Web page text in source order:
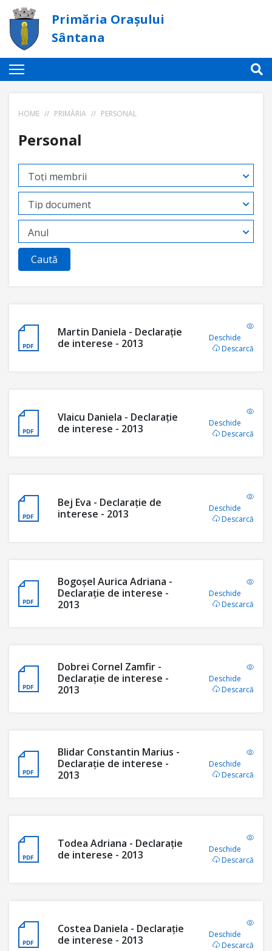
Primăria Orașului
Sântana
HOME // PRIMĂRIA // PERSONAL
Personal
Caută
Martin Daniela - Declaraţie
de interese - 2013
Deschide
Descarcă
Vlaicu Daniela - Declaraţie
de interese - 2013
Deschide
Descarcă
Bej Eva - Declaraţie de
interese - 2013
Deschide
Descarcă
Bogoșel Aurica Adriana -
Declaraţie de interese -
2013
Deschide
Descarcă
Dobrei Cornel Zamfir -
Declaraţie de interese -
2013
Deschide
Descarcă
Blidar Constantin Marius -
Declaraţie de interese -
2013
Deschide
Descarcă
Todea Adriana - Declaraţie
de interese - 2013
Deschide
Descarcă
Costea Daniela - Declaraţie
de interese - 2013
Deschide
Descarcă